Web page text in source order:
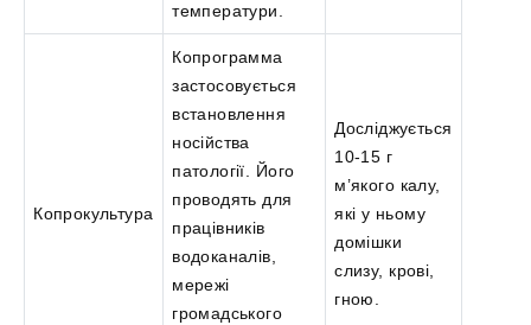
температури.
Копрокультура
Копрограмма
застосовується
встановлення
носійства
патології. Його
проводять для
працівників
водоканалів,
мережі
громадського
Досліджується
10-15 г
м’якого калу,
які у ньому
домішки
слизу, крові,
гною.